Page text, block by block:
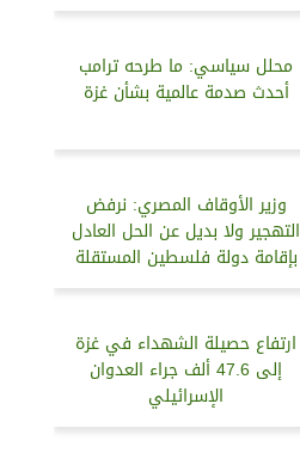
محلل سياسي: ما طرحه ترامب
أحدث صدمة عالمية بشأن غزة
وزير الأوقاف المصري: نرفض
التهجير ولا بديل عن الحل العادل
بإقامة دولة فلسطين المستقلة
ارتفاع حصيلة الشهداء في غزة
إلى 47.6 ألف جراء العدوان
الإسرائيلي